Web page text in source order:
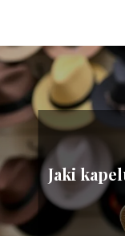
Jaki